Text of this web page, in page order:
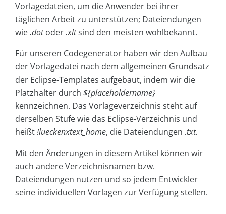
Vorlagedateien, um die Anwender bei ihrer
täglichen Arbeit zu unterstützen; Dateiendungen
wie.dotoder.xltsind den meisten wohlbekannt.
Für unseren Codegenerator haben wir den Aufbau
der Vorlagedatei nach dem allgemeinen Grundsatz
der Eclipse-Templates aufgebaut, indem wir die
Platzhalter durch ${placeholdername}
kennzeichnen. Das Vorlageverzeichnis steht auf
derselben Stufe wie das Eclipse-Verzeichnis und
heißt!lueckenxtext_home, die Dateiendungen .txt.
Mit den Änderungen in diesem Artikel können wir
auch andere Verzeichnisnamen bzw.
Dateiendungen nutzen und so jedem Entwickler
seine individuellen Vorlagen zur Verfügung stellen.